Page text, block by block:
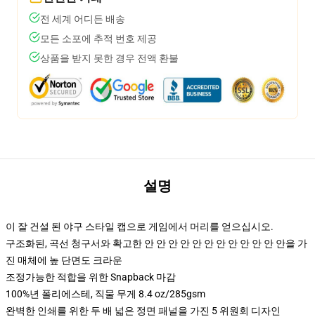
전 세계 어디든 배송
모든 소포에 추적 번호 제공
상품을 받지 못한 경우 전액 환불
설명
이 잘 건설 된 야구 스타일 캡으로 게임에서 머리를 얻으십시오.
구조화된, 곡선 청구서와 확고한 안 안 안 안 안 안 안 안 안 안 안 안을 가
진 매체에 높 단면도 크라운
조정가능한 적합을 위한 Snapback 마감
100%년 폴리에스테, 직물 무게 8.4 oz/285gsm
완벽한 인쇄를 위한 두 배 넓은 정면 패널을 가진 5 위원회 디자인